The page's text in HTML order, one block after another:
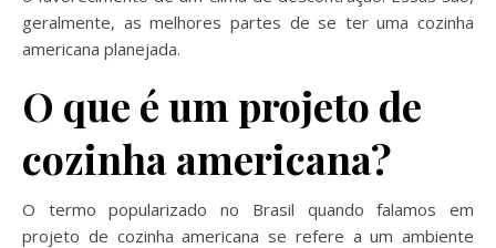
geralmente, as melhores partes de se ter uma cozinha
americana planejada.
O que é um projeto de
cozinha americana?
O termo popularizado no Brasil quando falamos em
projeto de cozinha americana se refere a um ambiente